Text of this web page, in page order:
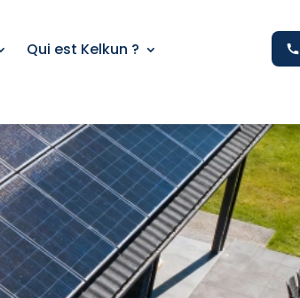
Qui est Kelkun ?